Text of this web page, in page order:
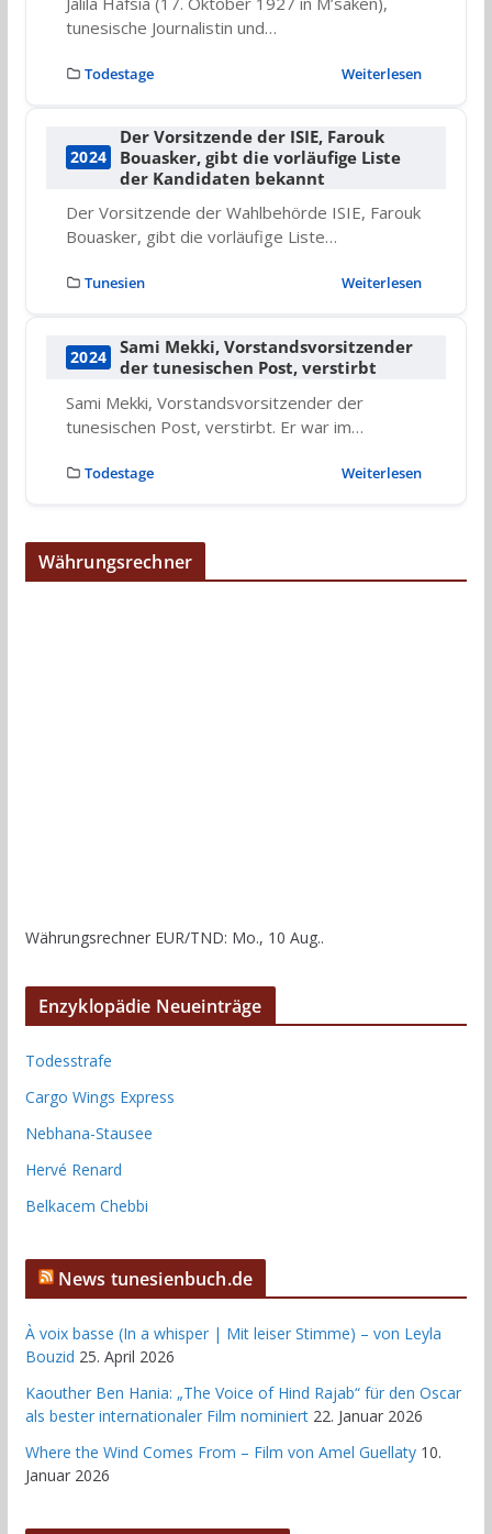
tunesische Journalistin und…
Todestage Weiterlesen
2024
Der Vorsitzende der ISIE, Farouk
Bouasker, gibt die vorläufige Liste
der Kandidaten bekannt
Der Vorsitzende der Wahlbehörde ISIE, Farouk
Bouasker, gibt die vorläufige Liste…
Tunesien Weiterlesen
2024
Sami Mekki, Vorstandsvorsitzender
der tunesischen Post, verstirbt
Sami Mekki, Vorstandsvorsitzender der
tunesischen Post, verstirbt. Er war im…
Todestage Weiterlesen
Währungsrechner
Währungsrechner EUR/TND: Mo., 10 Aug..
Enzyklopädie Neueinträge
Todesstrafe
Cargo Wings Express
Nebhana-Stausee
Hervé Renard
Belkacem Chebbi
News tunesienbuch.de
À voix basse (In a whisper | Mit leiser Stimme) – von Leyla
Bouzid 25. April 2026
Kaouther Ben Hania: „The Voice of Hind Rajab“ für den Oscar
als bester internationaler Film nominiert 22. Januar 2026
Where the Wind Comes From – Film von Amel Guellaty 10.
Januar 2026